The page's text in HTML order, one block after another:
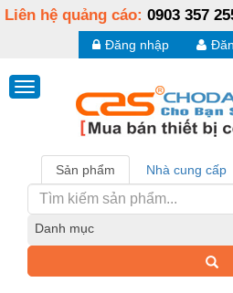
Liên hệ quảng cáo: 0903 357
Đăng nhập
Sản phẩm Nhà cung cấp
Danh mục